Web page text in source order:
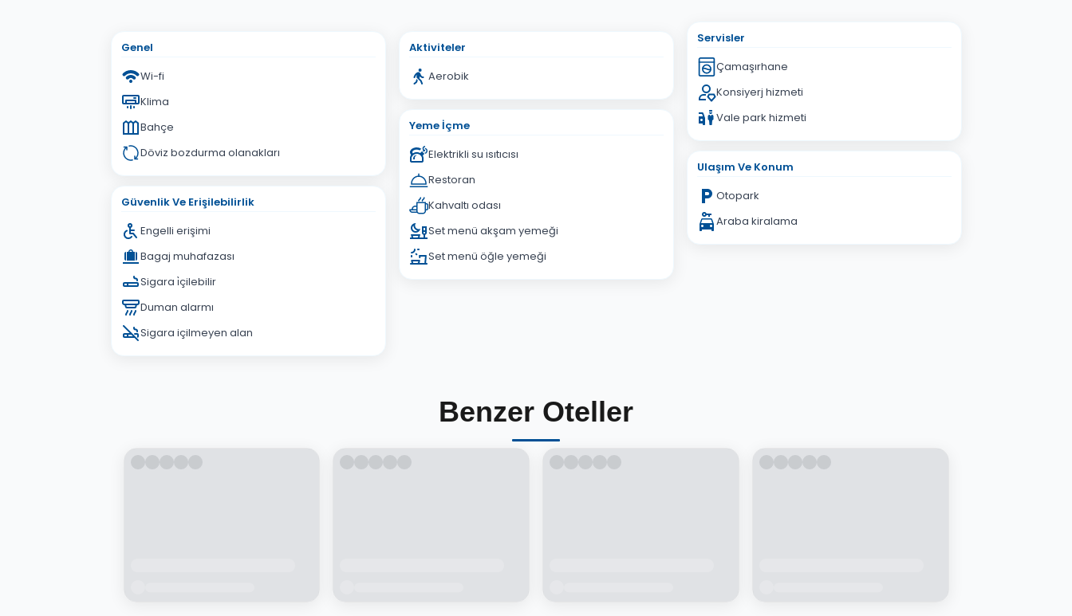
Sorunuz
Genel
Wi-fi
Klima
Bahçe
Döviz bozdurma olanakları
Güvenlik Ve Erişilebilirlik
Engelli erişimi
Bagaj muhafazası
Sigara i̇çilebilir
Duman alarmı
Sigara içilmeyen alan
Aktiviteler
Aerobik
Yeme İçme
Elektrikli su ısıtıcısı
Restoran
Kahvaltı odası
Set menü akşam yemeği
Set menü öğle yemeği
Servisler
Çamaşırhane
Konsiyerj hizmeti
Vale park hizmeti
Ulaşım Ve Konum
Otopark
Araba kiralama
Benzer Oteller